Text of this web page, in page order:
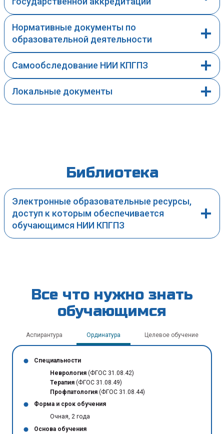
Нормативные документы по
образовательной деятельности
Самообследование НИИ КПГПЗ
Локальные документы
Библиотека
Электронные образовательные ресурсы,
доступ к которым обеспечивается
обучающимся НИИ КПГПЗ
Все что нужно знать
обучающимся
Аспирантура Ординатура Целевое обучение
Специальности
Неврология (ФГОС 31.08.42)
Терапия (ФГОС 31.08.49)
Профпатология (ФГОС 31.08.44)
Форма и срок обучения
Очная, 2 года
Основа обучения